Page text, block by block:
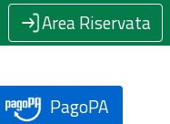
Area Riservata
PagoPA